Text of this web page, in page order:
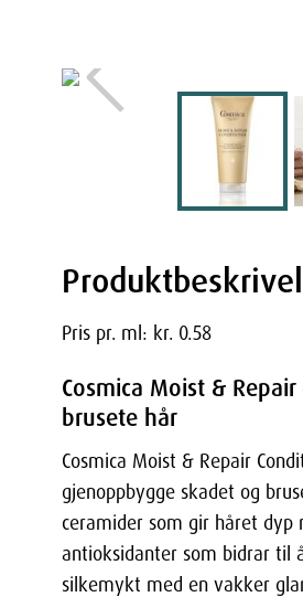
Pris pr. ml: kr. 0.58
Cosmica Moist &
brusete hår
Cosmica Moist & Repair
gjenoppbygge skadet og
ceramider som gir håret
antioksidanter som bidrar til
silkemykt med en vakker